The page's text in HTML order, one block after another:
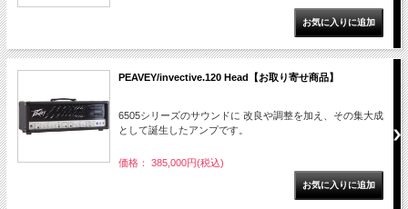
PEAVEY/invective.120 Head【お取り寄せ商品】
6505シリーズのサウンドに 改良や調整を加え、その集大成
として誕生したアンプです。
価格： 385,000円(税込)